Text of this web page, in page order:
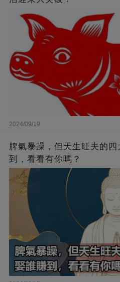
2024/09/19
脾氣暴躁，但天生旺夫的
到，看看有你嗎？